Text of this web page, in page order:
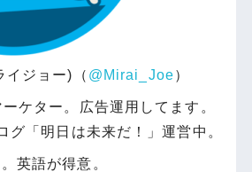
イジョー)（ @Mirai_Joe）
ケター。広告運用してます。
グ「明日は未来だ！」運営中。
英語が得意。